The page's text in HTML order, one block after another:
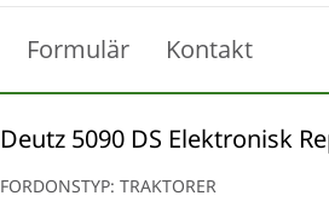
Formulär Kontakt
Deutz 5090 DS Elektronisk
FORDONSTYP: TRAKTORER